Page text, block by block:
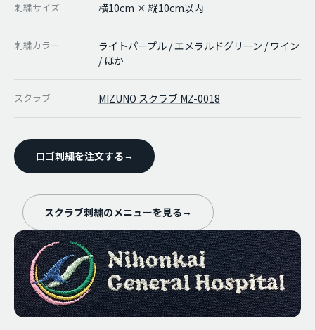
刺繍サイズ 横10cm × 縦10cm以内
刺繍カラー
ライトパープル / エメラルドグリーン / ワイン
/ ほか
スクラブ MIZUNO スクラブ MZ-0018
ロゴ刺繍を注文する →
スクラブ刺繍のメニューを見る →